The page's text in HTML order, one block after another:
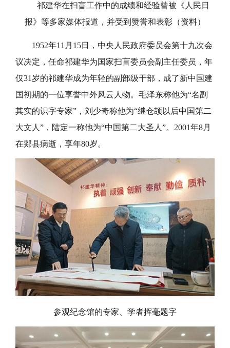
祁建华在扫盲工作中的成绩和经验曾被《人民日
报》等多家媒体报道，并受到赞誉和表彰（资料）
1952年11月15日，中央人民政府委员会第十九次会
议决定，任命祁建华为国家扫盲委员会副主任委员 ，年
仅31岁的祁建华成为年轻的副部级干部 ，成了新中国建
国初期的一位享誉中外风云人物。 毛泽东称他为“名副
其实的识字专家”，刘少奇称他为“继仓颉以后中国第二
大文人”，陆定一称他为“中国第二大圣人”。2001年8月
在郏县病逝，享年80岁。
参观纪念馆的专家、学者挥毫题字